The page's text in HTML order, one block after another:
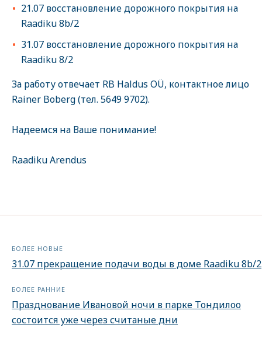
21.07 восстановление дорожного покрытия на
Raadiku 8b/2
31.07 восстановление дорожного покрытия на
Raadiku 8/2
За работу отвечает RB Haldus OÜ, контактное лицо
Rainer Boberg (тел. 5649 9702).
Надеемся на Ваше понимание!
Raadiku Arendus
БОЛЕЕ НОВЫЕ
31.07 прекращение подачи воды в доме Raadiku 8b/2
БОЛЕЕ РАННИЕ
Празднование Ивановой ночи в парке Тондилоо
состоится уже через считаные дни